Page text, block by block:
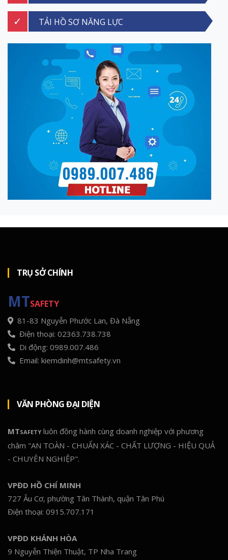
TẢI HỒ SƠ NĂNG LỰC
TRỤ SỞ CHÍNH
MTSAFETY
81-83 Nguyễn Phước Lan, Đà Nẵng
Điện thoại: 02363.738.738
Di động: 0989.007.486
Email: kiemdinh@mtsafety.vn
VĂN PHÒNG ĐẠI DIỆN
MTSAFETY luôn đồng hành cùng doanh nghiệp với phương
châm "AN TOÀN - CHUẨN XÁC - CHẤT LƯỢNG - HIỆU QUẢ
- CHUYÊN NGHIỆP".
VPĐD HỒ CHÍ MINH
727 Âu Cơ, phường Tân Thành, quận Tân Phú
Điện thoại: 0915.707.171
VPĐD KHÁNH HÒA
9 Nguyễn Thiện Thuật, TP Nha Trang